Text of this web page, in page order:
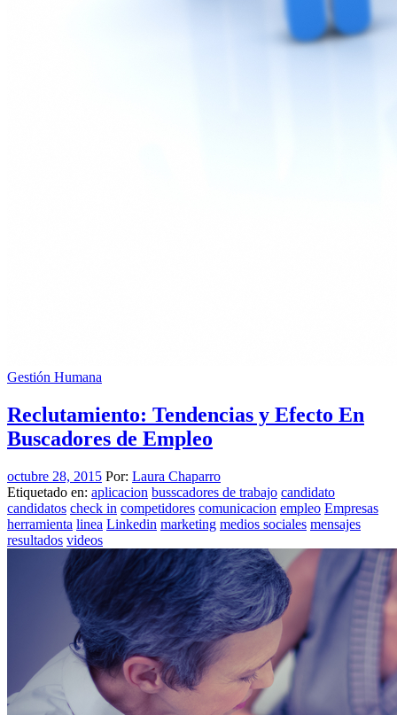
Gestión Humana
Reclutamiento: Tendencias y Efecto En
Buscadores de Empleo
octubre 28, 2015 Por: Laura Chaparro
Etiquetado en: aplicacion busscadores de trabajo candidato
candidatos check in competidores comunicacion empleo Empresas
herramienta linea Linkedin marketing medios sociales mensajes
resultados videos